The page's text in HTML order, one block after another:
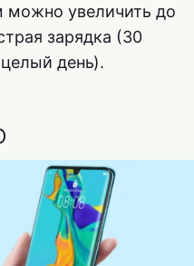
можно увеличить до
зарядка (30
день).